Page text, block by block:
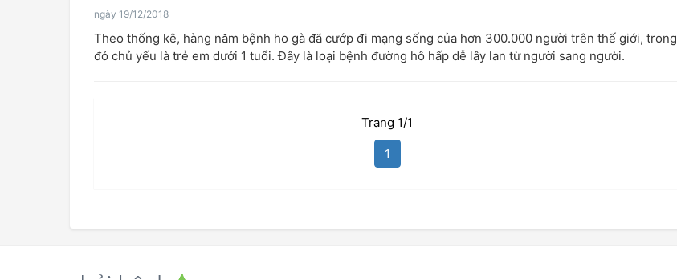
ngày 19/12/2018
Theo thống kê, hàng năm bệnh ho gà đã cướp đi mạng sống của hơn 300.000 người trên thế giới, trong
đó chủ yếu là trẻ em dưới 1 tuổi. Đây là loại bệnh đường hô hấp dễ lây lan từ người sang người.
Trang 1/1
1